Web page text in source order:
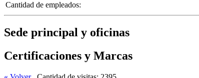
Cantidad de empleados:
Sede principal y oficinas
Certificaciones y Marcas